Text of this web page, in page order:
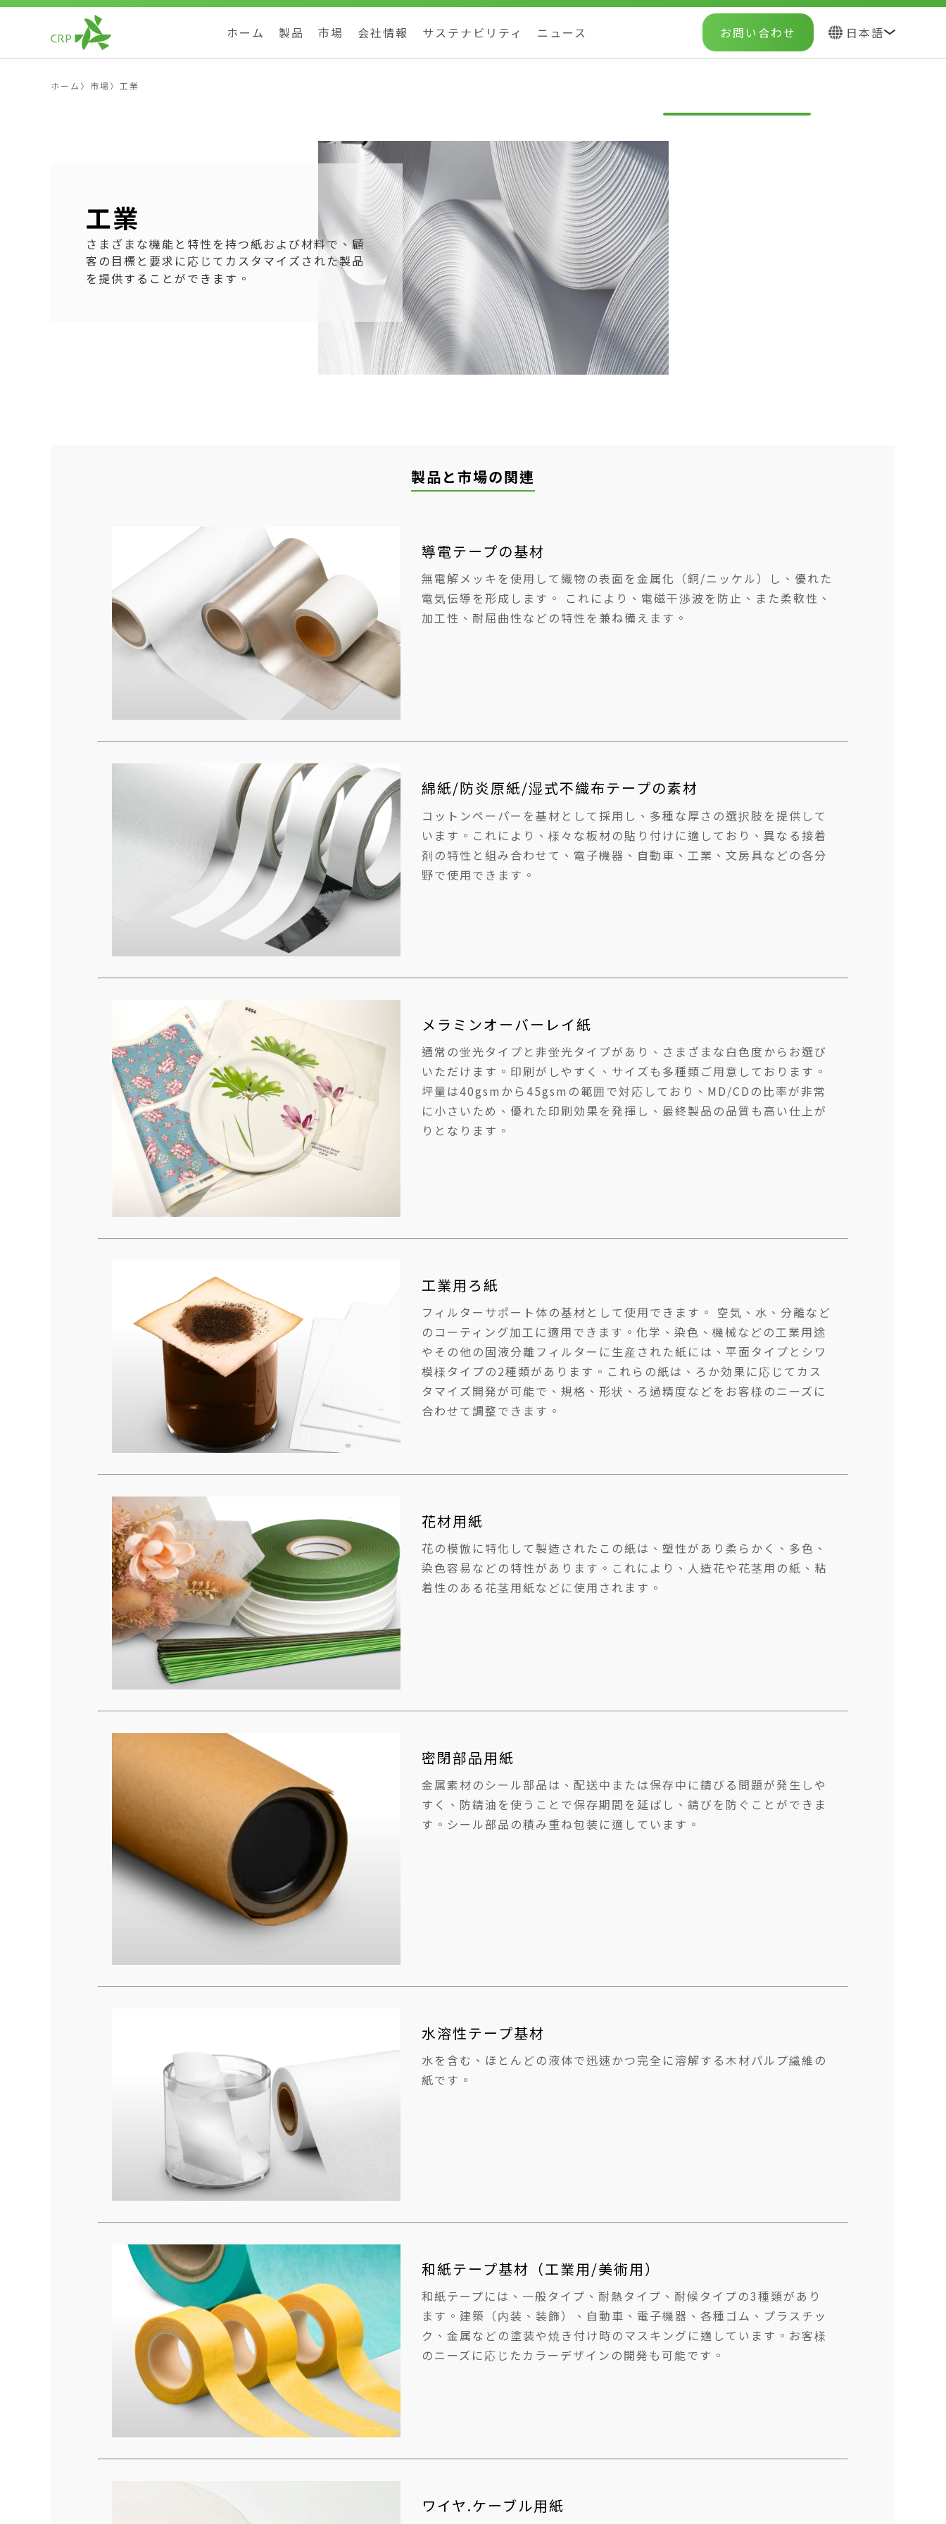
ホーム 製品 市場 会社情報 サステナビリティ ニュース お問い合わせ 日本語
ホーム 〉 市場〉 工業
工業
さまざまな機能と特性を持つ紙および材料で、顧
客の目標と要求に応じてカスタマイズされた製品
を提供することができます。
製品と市場の関連
導電テープの基材
無電解メッキを使用して織物の表面を金属化（銅/ニッケル）し、優れた
電気伝導を形成します。 これにより、電磁干渉波を防止、また柔軟性、
加工性、耐屈曲性などの特性を兼ね備えます。
綿紙/防炎原紙/湿式不織布テープの素材
コットンペーパーを基材として採用し、多種な厚さの選択肢を提供して
います。これにより、様々な板材の貼り付けに適しており、異なる接着
剤の特性と組み合わせて、電子機器、自動車、工業、文房具などの各分
野で使用できます。
メラミンオーバーレイ紙
通常の蛍光タイプと非蛍光タイプがあり、さまざまな白色度からお選び
いただけます。印刷がしやすく、サイズも多種類ご用意しております。
坪量は40gsmから45gsmの範囲で対応しており、MD/CDの比率が非常
に小さいため、優れた印刷効果を発揮し、最終製品の品質も高い仕上が
りとなります。
工業用ろ紙
フィルターサポート体の基材として使用できます。 空気、水、分離など
のコーティング加工に適用できます。化学、染色、機械などの工業用途
やその他の固液分離フィルターに生産された紙には、平面タイプとシワ
模様タイプの2種類があります。これらの紙は、ろか効果に応じてカス
タマイズ開発が可能で、規格、形状、ろ過精度などをお客様のニーズに
合わせて調整できます。
花材用紙
花の模倣に特化して製造されたこの紙は、塑性があり柔らかく、多色、
染色容易などの特性があります。これにより、人造花や花茎用の紙、粘
着性のある花茎用紙などに使用されます。
密閉部品用紙
金属素材のシール部品は、配送中または保存中に錆びる問題が発生しや
すく、防錆油を使うことで保存期間を延ばし、錆びを防ぐことができま
す。シール部品の積み重ね包装に適しています。
水溶性テープ基材
水を含む、ほとんどの液体で迅速かつ完全に溶解する木材パルプ繊維の
紙です。
和紙テープ基材（工業用/美術用）
和紙テープには、一般タイプ、耐熱タイプ、耐候タイプの3種類があり
ます。建築（内装、装飾）、自動車、電子機器、各種ゴム、プラスチッ
ク、金属などの塗装や焼き付け時のマスキングに適しています。お客様
のニーズに応じたカラーデザインの開発も可能です。
ワイヤ.ケーブル用紙